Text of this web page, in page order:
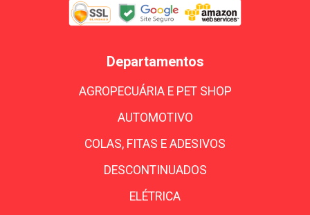
Departamentos
AGROPECUÁRIA E PET SHOP
AUTOMOTIVO
COLAS, FITAS E ADESIVOS
DESCONTINUADOS
ELÉTRICA